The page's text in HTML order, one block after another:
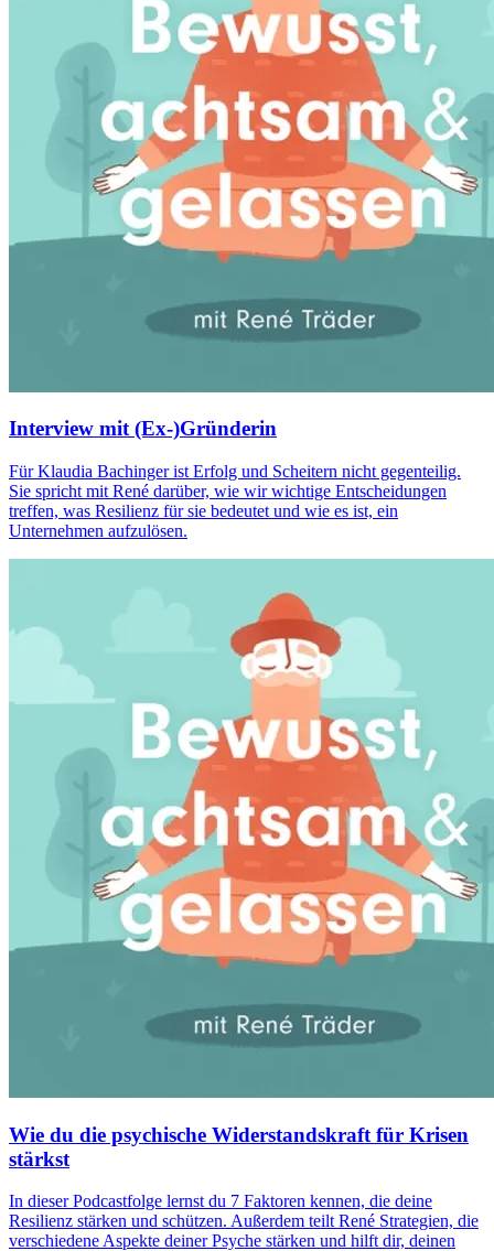
Interview mit (Ex-)Gründerin
Für Klaudia Bachinger ist Erfolg und Scheitern nicht gegenteilig.
Sie spricht mit René darüber, wie wir wichtige Entscheidungen
treffen, was Resilienz für sie bedeutet und wie es ist, ein
Unternehmen aufzulösen.
Wie du die psychische Widerstandskraft für Krisen
stärkst
In dieser Podcastfolge lernst du 7 Faktoren kennen, die deine
Resilienz stärken und schützen. Außerdem teilt René Strategien, die
verschiedene Aspekte deiner Psyche stärken und hilft dir, deinen